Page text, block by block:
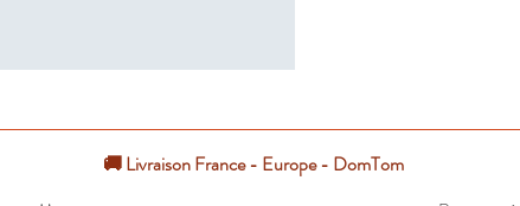
🚚 Livraison France - Europe - DomTom